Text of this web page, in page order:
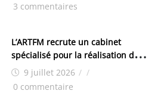
3 commentaires
L’ARTFM recrute un cabinet
spécialisé pour la réalisation des
études techniques
9 juillet 2026 / /
0 commentaire